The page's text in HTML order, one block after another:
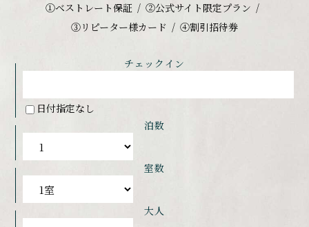
①ベストレート保証
②公式サイト限定プラン
③リピーター様カード
④割引招待券
チェックイン
日付指定なし
泊数
室数
大人